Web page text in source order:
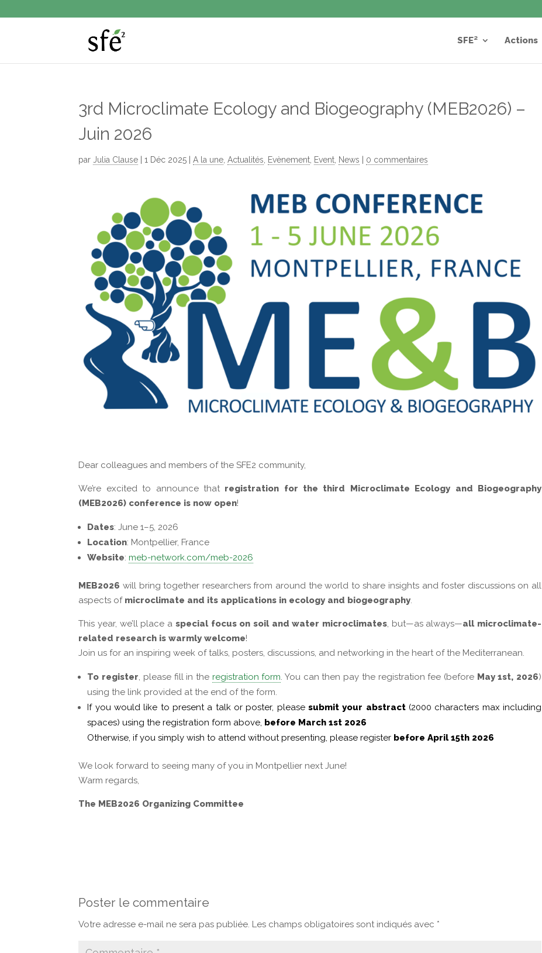
SFE² Actions
3rd Microclimate Ecology and Biogeography (MEB2026) –
Juin 2026
par Julia Clause |1 Déc 2025 |A la une ,Actualités Evènement Event News 0 commentaires
Dear colleagues and members of the SFE2 community,
We’re excited to announce that registration for the third Microclimate Ecology and Biogeography
(MEB2026) conference is now open!
Dates: June 1–5, 2026
Location: Montpellier, France
Website:meb-network.com/meb-2026
MEB2026 will bring together researchers from around the world to share insights and foster discussions on all
aspects of microclimate and its applications in ecology and biogeography.
This year, we’ll place a special focus on soil and water microclimates, but—as always—all microclimate-
related research is warmly welcome!
Join us for an inspiring week of talks, posters, discussions, and networking in the heart of the Mediterranean.
To register, please fill in the registration form. You can then pay the registration fee (before May 1st, 2026)
using the link provided at the end of the form.
If you would like to present a talk or poster, pleasesubmit your abstract(2000 characters max including
spaces) using the registration form above, before March 1st 2026
Otherwise, if you simply wish to attend without presenting, please register before April 15th 2026
We look forward to seeing many of you in Montpellier next June!
Warm regards,
The MEB2026 Organizing Committee
Poster le commentaire
Votre adresse e-mail ne sera pas publiée. Les champs obligatoires sont indiqués avec *